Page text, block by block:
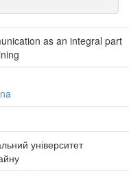
as an integral part
університет